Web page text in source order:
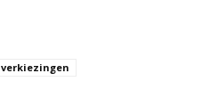
verkiezingen